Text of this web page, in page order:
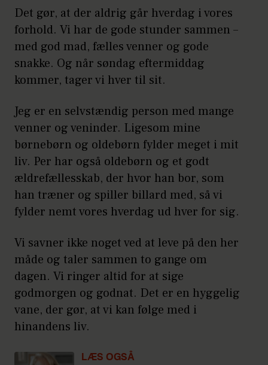
på og få fælles oplevelser.
Ny tiden sammen - og hver
for sig: Og husk, at I ikke ejer
hinanden.
Det gør, at der aldrig går hverdag i vores
forhold. Vi har de gode stunder sammen –
med god mad, fælles venner og gode
snakke. Og når søndag eftermiddag
kommer, tager vi hver til sit.
Jeg er en selvstændig person med mange
venner og veninder. Ligesom mine
børnebørn og oldebørn fylder meget i mit
liv. Per har også oldebørn og et godt
ældrefællesskab, der hvor han bor, som
han træner og spiller billard med, så vi
fylder nemt vores hverdag ud hver for sig.
Vi savner ikke noget ved at leve på den her
måde og taler sammen to gange om
dagen. Vi ringer altid for at sige
godmorgen og godnat. Det er en hyggelig
vane, der gør, at vi kan følge med i
hinandens liv.
LÆS OGSÅ